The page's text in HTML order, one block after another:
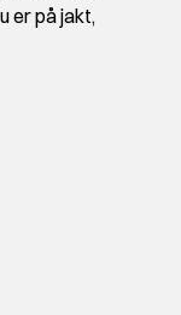
er på jakt,